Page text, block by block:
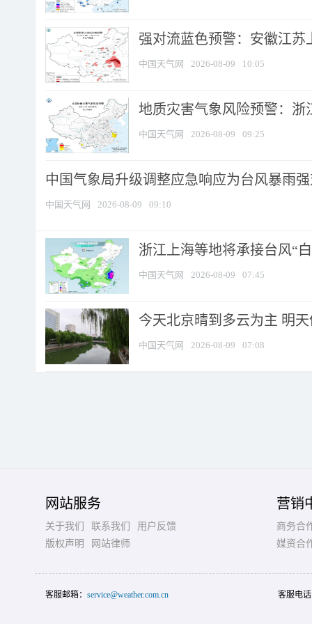
强对流蓝色预警：安徽江苏
中国天气网 2026-08-09 10:05
地质灾害气象风险预警：浙
中国天气网 2026-08-09 09:25
中国气象局升级调整应急响应为台风暴雨
中国天气网 2026-08-09 09:10
浙江上海等地将承接台风“
中国天气网 2026-08-09 07:45
今天北京晴到多云为主 明
中国天气网 2026-08-09 07:08
网站服务
关于我们 联系我们
用户反馈
版权声明
网站律师
营销
商务合
媒资合
客服邮箱： service@weather.com.cn 客服电